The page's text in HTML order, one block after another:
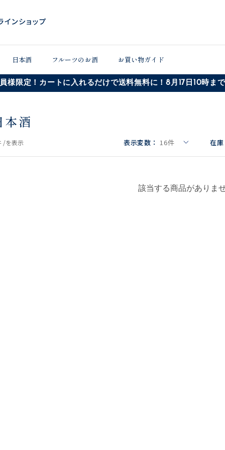
日本酒 フルーツのお酒 お買い物ガイド
様限定！カートに入れるだけで送料無料に！8月17日10時ま
本酒
/を表示 表示変数： 16件 在
該当する商品がありま